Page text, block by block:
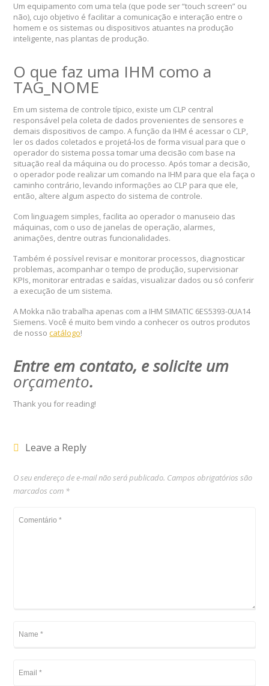
Um equipamento com uma tela (que pode ser “touch screen” ou
não), cujo objetivo é facilitar a comunicação e interação entre o
homem e os sistemas ou dispositivos atuantes na produção
inteligente, nas plantas de produção.
O que faz uma IHM como a
TAG_NOME
Em um sistema de controle típico, existe um CLP central
responsável pela coleta de dados provenientes de sensores e
demais dispositivos de campo. A função da IHM é acessar o CLP,
ler os dados coletados e projetá-los de forma visual para que o
operador do sistema possa tomar uma decisão com base na
situação real da máquina ou do processo. Após tomar a decisão,
o operador pode realizar um comando na IHM para que ela faça o
caminho contrário, levando informações ao CLP para que ele,
então, altere algum aspecto do sistema de controle.
Com linguagem simples, facilita ao operador o manuseio das
máquinas, com o uso de janelas de operação, alarmes,
animações, dentre outras funcionalidades.
Também é possível revisar e monitorar processos, diagnosticar
problemas, acompanhar o tempo de produção, supervisionar
KPIs, monitorar entradas e saídas, visualizar dados ou só conferir
a execução de um sistema.
A Mokka não trabalha apenas com a IHM SIMATIC 6ES5393-0UA14
Siemens. Você é muito bem vindo a conhecer os outros produtos
de nossocatálogo!
Entre em contato, e solicite um
orçamento.
Thank you for reading!
Leave a Reply
O seu endereço de e-mail não será publicado. Campos obrigatórios são
marcados com *